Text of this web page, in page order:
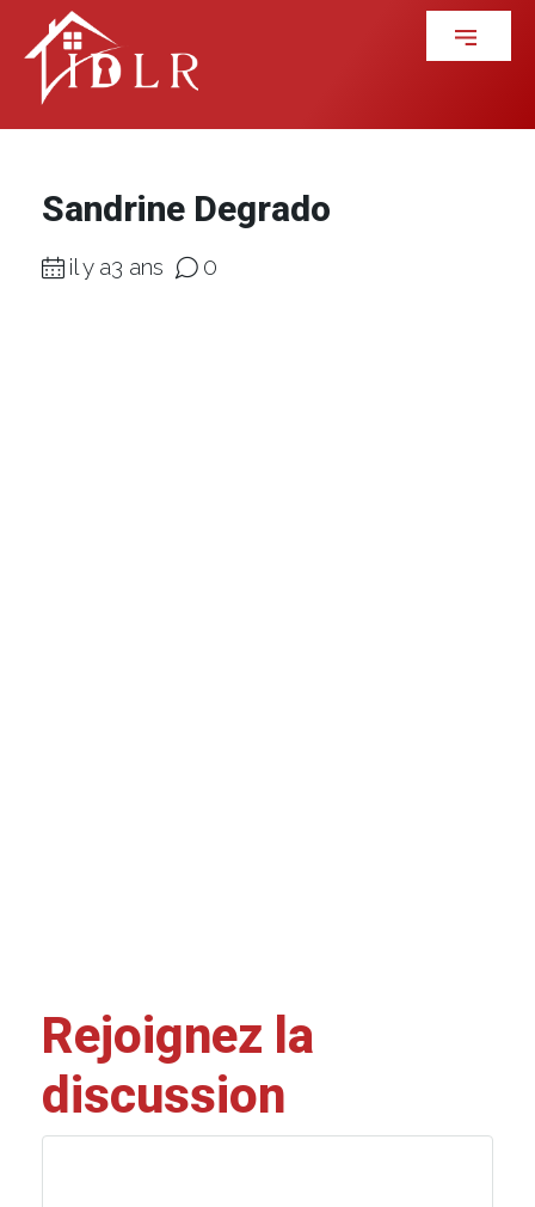
Sandrine Degrado
il y a3 ans 0
Rejoignez la
discussion